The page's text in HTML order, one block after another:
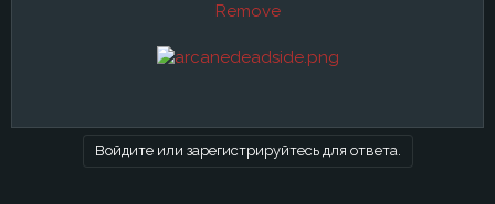
Remove
Войдите или зарегистрируйтесь для ответа.